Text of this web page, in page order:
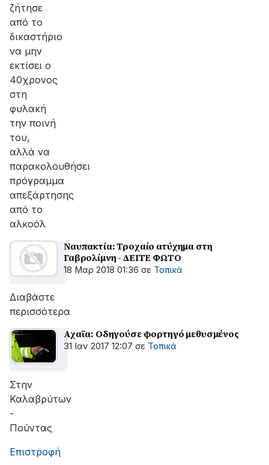
ζήτησε
από το
δικαστήριο
να μην
εκτίσει ο
40χρονος
στη
φυλακή
την ποινή
του,
αλλά να
παρακολουθήσει
πρόγραμμα
απεξάρτησης
από το
αλκοόλ
Ναυπακτία: Τροχαίο ατύχημα στη
Γαβρολίμνη - ΔΕΙΤΕ ΦΩΤΟ
18 Μαρ 2018 01:36 σε Τοπικά
Διαβάστε
περισσότερα
Αχαϊα: Οδηγούσε φορτηγό μεθυσμένος
31 Ιαν 2017 12:07 σε Τοπικά
Στην
Καλαβρύτων
-
Πούντας
Επιστροφή